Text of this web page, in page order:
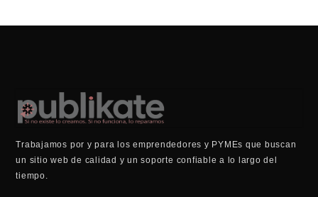
Trabajamos por y para los emprendedores y PYMEs que buscan
un sitio web de calidad y un soporte confiable a lo largo del
tiempo.